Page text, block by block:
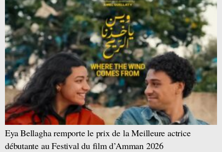
Eya Bellagha remporte le prix de la Meilleure actrice
débutante au Festival du film d’Amman 2026